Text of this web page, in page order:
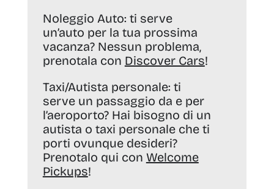
Noleggio Auto: ti serve
un’auto per la tua prossima
vacanza? Nessun problema,
prenotala con Discover Cars!
Taxi/Autista personale: ti
serve un passaggio da e per
l’aeroporto? Hai bisogno di un
autista o taxi personale che ti
porti ovunque desideri?
Prenotalo qui con Welcome
Pickups!